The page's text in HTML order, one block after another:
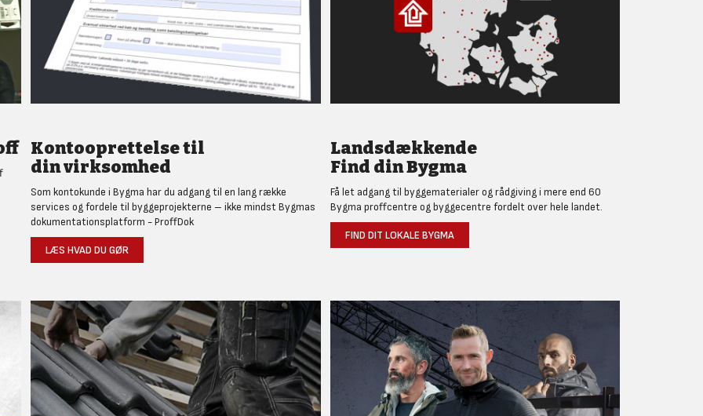
Kontooprettelse til
din virksomhed
Som kontokunde i Bygma har du adgang til en lang række
services og fordele til byggeprojekterne – ikke mindst Bygmas
dokumentationsplatform - ProffDok
LÆS HVAD DU GØR
Landsdækkende
Find din Bygma
Få let adgang til byggematerialer og rådgiving i mere end 60
Bygma proffcentre og byggecentre fordelt over hele landet.
FIND DIT LOKALE BYGMA